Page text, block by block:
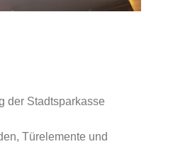
der Stadtsparkasse
Türelemente und